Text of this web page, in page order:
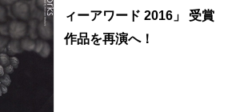
ィーアワード 2016」 受賞
作品を再演へ！